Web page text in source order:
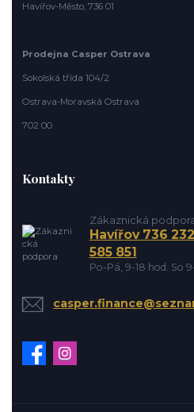
Havířov-Město, 736 01
Prodejna Casper Ostrava
Sokolská třída 104/2
Ostrava-Moravská Ostrava
702 00
Kontakty
Zákaznická
Havířov 736
585 851
Po-Pá, 9-18 hod. So